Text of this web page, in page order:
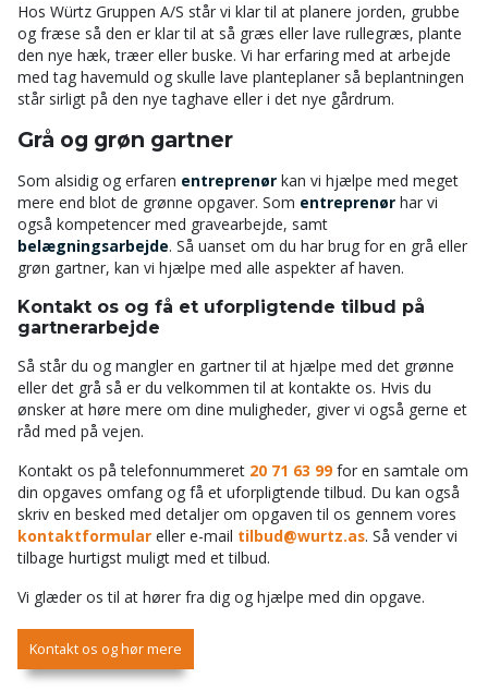
Hos Würtz Gruppen A/S står vi klar til at planere jorden, grubbe
og fræse så den er klar til at så græs eller lave rullegræs, plante
den nye hæk, træer eller buske. Vi har erfaring med at arbejde
med tag havemuld og skulle lave planteplaner så beplantningen
står sirligt på den nye taghave eller i det nye gårdrum.
Grå og grøn gartner
Som alsidig og erfaren entreprenør kan vi hjælpe med meget
mere end blot de grønne opgaver. Som entreprenør har vi
også kompetencer med gravearbejde, samt
belægningsarbejde. Så uanset om du har brug for en grå eller
grøn gartner, kan vi hjælpe med alle aspekter af haven.
Kontakt os og få et uforpligtende tilbud på
gartnerarbejde
Så står du og mangler en gartner til at hjælpe med det grønne
eller det grå så er du velkommen til at kontakte os. Hvis du
ønsker at høre mere om dine muligheder, giver vi også gerne et
råd med på vejen.
Kontakt os på telefonnummeret 20 71 63 99 for en samtale om
din opgaves omfang og få et uforpligtende tilbud. Du kan også
skriv en besked med detaljer om opgaven til os gennem vores
kontaktformular eller e-mail tilbud@wurtz.as. Så vender vi
tilbage hurtigst muligt med et tilbud.
Vi glæder os til at hører fra dig og hjælpe med din opgave.
Kontakt os og hør mere